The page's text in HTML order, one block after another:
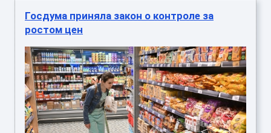
Госдума приняла закон о контроле за
ростом цен